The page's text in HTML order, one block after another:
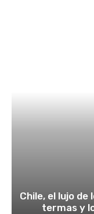
Chile, el lujo
termas y